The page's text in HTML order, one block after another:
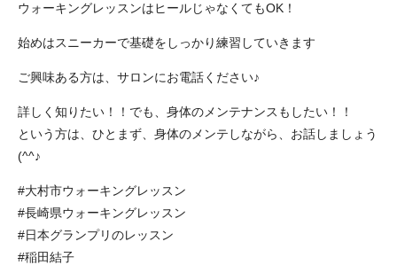
ウォーキングレッスンはヒールじゃなくてもOK！
始めはスニーカーで基礎をしっかり練習していきます
ご興味ある方は、サロンにお電話ください♪
詳しく知りたい！！でも、身体のメンテナンスもしたい！！
という方は、ひとまず、身体のメンテしながら、お話しましょう
(^^♪
#大村市ウォーキングレッスン
#長崎県ウォーキングレッスン
#日本グランプリのレッスン
#稲田結子